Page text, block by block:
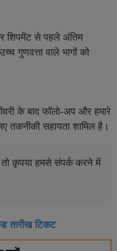
शिपमेंट से पहले अंतिम
गुणवत्ता वाले भागों को
के बाद फॉलो-अप और हमारे
तकनीकी सहायता शामिल है।
कृपया हमसे संपर्क करने में
तारीख टिकट